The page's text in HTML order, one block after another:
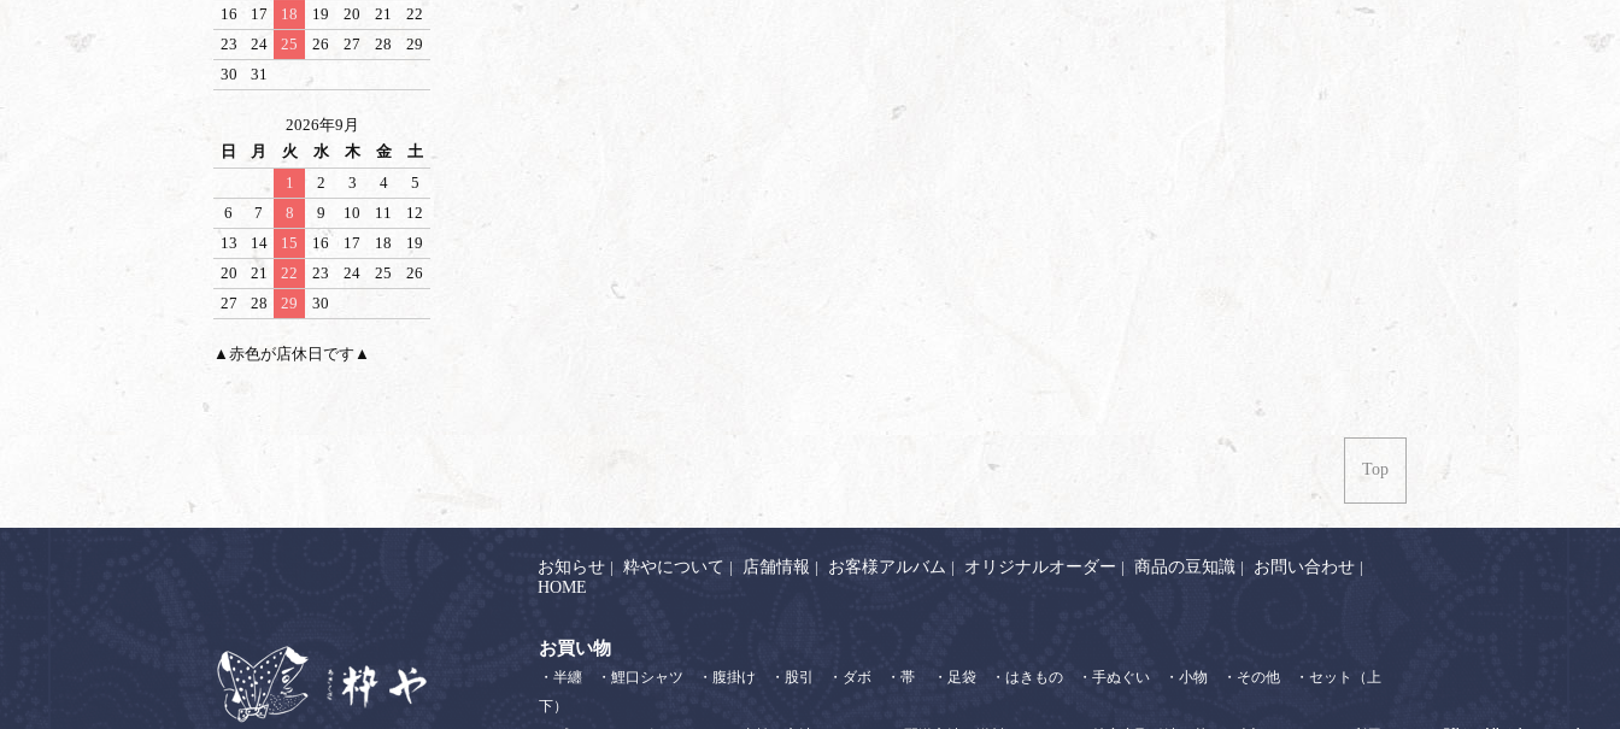
16
17 18 19 20 21
22
23
24 25 26 27 28
29
30
31
2026年9月
日
月 火 水 木 金
土
1
2 3 4
5
6
7 8 9 10 11
12
13
14 15 16 17 18
19
20
21 22 23 24 25
26
27
28 29 30
▲赤色が店休日です▲
Top
お知らせ | 粋やについて | 店舗情報 | お客様アルバム | オリジナルオーダー | 商品の豆知識 | お問い合わせ |
HOME
お買い物
・半纏 ・鯉口シャツ ・腹掛け ・股引 ・ダボ ・帯 ・足袋 ・はきもの ・手ぬぐい ・小物 ・その他
・セット（上
下）